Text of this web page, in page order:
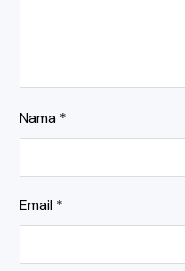
Nama *
Email *